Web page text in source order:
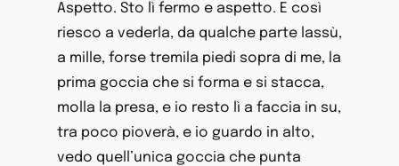
Aspetto. Sto lì fermo e aspetto. E così
riesco a vederla, da qualche parte lassù,
a mille, forse tremila piedi sopra di me, la
prima goccia che si forma e si stacca,
molla la presa, e io resto lì a faccia in su,
tra poco pioverà, e io guardo in alto,
vedo quell’unica goccia che punta